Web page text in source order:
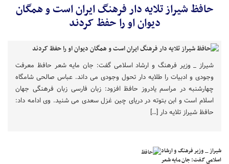
حافظ شیراز تلایه دار فرهنگ ایران است و همگان
دیوان او را حفظ کردند
شیراز _ وزیر فرهنگ و ارشاد اسلامی گفت: جان مایه شعر حافظ معرفت
وجودی و ادبیات را طلایه دار تحول وجودی می داند. عباس صالحی شامگاه
چهارشنبه در مراسم یادروز حافظ افزود: زبان فارسی زبان فرهنگی جهان
اسلام است و ابن بتوته در دریای چین غزل سعدی می شنید. وی ادامه داد:
حافظ شیراز تلایه دار […]
شیراز _ وزیر فرهنگ و ارشاد
اسلامی گفت: جان مایه شعر